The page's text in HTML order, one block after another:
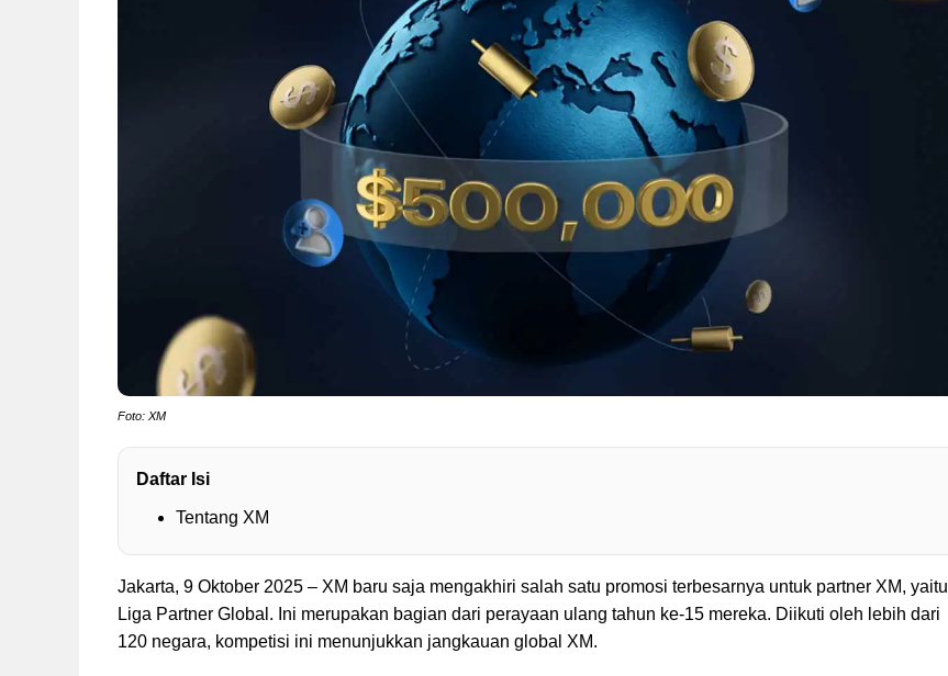
Foto: XM
Daftar Isi
Tentang XM
Jakarta, 9 Oktober 2025 – XM baru saja mengakhiri salah satu promosi terbesarnya untuk partner XM, yaitu
Liga Partner Global. Ini merupakan bagian dari perayaan ulang tahun ke-15 mereka. Diikuti oleh lebih dari
120 negara, kompetisi ini menunjukkan jangkauan global XM.